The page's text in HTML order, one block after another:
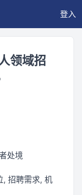
登入
领域招
处境
, 招聘需求, 机